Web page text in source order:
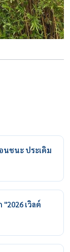
นชนะ ประเดิม
เวิลด์